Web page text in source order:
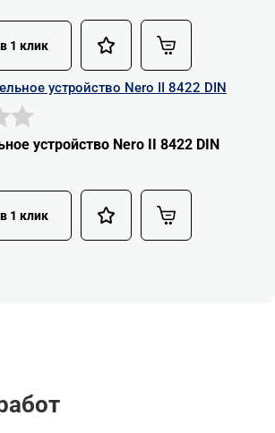
1 клик
устройство Nero II 8422 DIN
1 клик